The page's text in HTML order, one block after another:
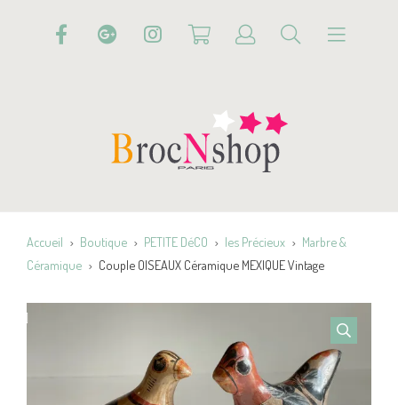
Accueil Boutique PETITE DéCO les Précieux
Marbre &
Céramique
Couple OISEAUX Céramique MEXIQUE Vintage